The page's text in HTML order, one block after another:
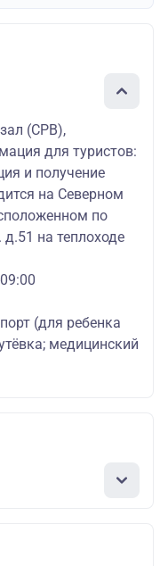
(СРВ),
для туристов:
и получение
на Северном
по
на теплоходе
(для ребенка
медицинский